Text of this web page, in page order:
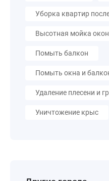
Уборка квартир
Высотная мойка окон
Помыть балкон
Помыть окна и
Удаление плесени и
Уничтожение крыс